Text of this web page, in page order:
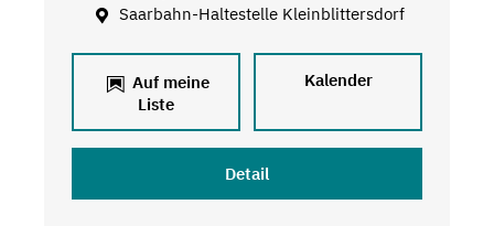
Saarbahn-Haltestelle Kleinblittersdorf
Auf meine
Liste
Kalender
Detail